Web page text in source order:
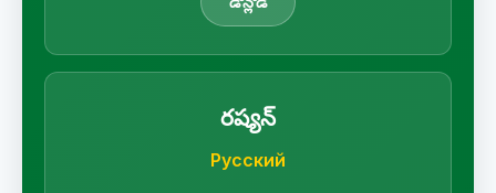
రష్యన్
Русский